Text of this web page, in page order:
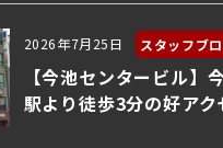
2026年7月25日 スタッフブ
【今池センタービル】
駅より徒歩3分の好ア